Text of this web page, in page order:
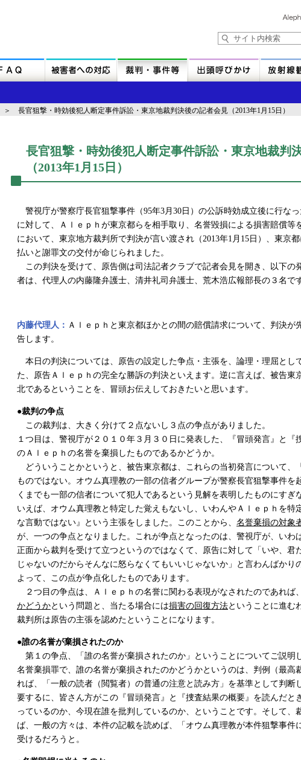
＞ 長官狙撃・時効後犯人断定事件訴訟・東京地裁判決後の記者会見（2013年1月15日）
長官狙撃・時効後犯人断定事件訴訟・東京地裁判
（2013年1月15日）
警視庁が警察庁長官狙撃事件（95年3月30日）の公訴時効成立後に行なっ
に対して、Ａｌｅｐｈが東京都らを相手取り、名誉毀損による損害賠償等
において、東京地方裁判所で判決が言い渡され（2013年1月15日）、東京
払いと謝罪文の交付が命じられました。
この判決を受けて、原告側は司法記者クラブで記者会見を開き、以下の
者は、代理人の内藤隆弁護士、清井礼司弁護士、荒木浩広報部長の３名で
内藤代理人： Ａｌｅｐｈと東京都ほかとの間の賠償請求について、判決が
告します。
本日の判決については、原告の設定した争点・主張を、論理・理屈とし
た、原告Ａｌｅｐｈの完全な勝訴の判決といえます。逆に言えば、被告東
北であるということを、冒頭お伝えしておきたいと思います。
●裁判の争点
この裁判は、大きく分けて２点ないし３点の争点がありました。
１つ目は、警視庁が２０１０年３月３０日に発表した、『冒頭発言』と『
のＡｌｅｐｈの名誉を棄損したものであるかどうか。
どういうことかというと、被告東京都は、これらの当初発言について、
ものではない。オウム真理教の一部の信者グループが警察長官狙撃事件を
くまでも一部の信者について犯人であるという見解を表明したものにすぎ
いえば、オウム真理教と特定した覚えもないし、いわんやＡｌｅｐｈを特
な言動ではない』という主張をしました。このことから、 名誉棄損の対象
が、一つの争点となりました。これが争点となったのは、警視庁が、いわ
正面から裁判を受けて立つというのではなくて、原告に対して「いや、君
じゃないのだからそんなに怒らなくてもいいじゃないか」と言わんばかり
よって、この点が争点化したものであります。
２つ目の争点は、Ａｌｅｐｈの名誉に関わる表現がなされたのであれば
かどうかという問題と、当たる場合には損害の回復方法ということに進む
裁判所は原告の主張を認めたということになります。
●誰の名誉が棄損されたのか
第１の争点、「誰の名誉が棄損されたのか」ということについてご説明
名誉棄損罪で、誰の名誉が棄損されたのかどうかというのは、判例（最高
れば、「一般の読者（閲覧者）の普通の注意と読み方」を基準として判断
要するに、皆さん方がこの『冒頭発言』と『捜査結果の概要』を読んだと
っているのか、今現在誰を批判しているのか、ということです。そして、
ば、一般の方々は、本件の記載を読めば、「オウム真理教が本件狙撃事件
受けるだろうと。